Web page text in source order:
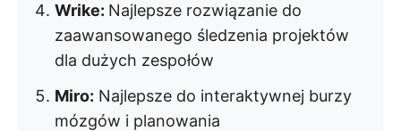
Wrike: Najlepsze rozwiązanie do
zaawansowanego śledzenia projektów
dla dużych zespołów
Miro: Najlepsze do interaktywnej burzy
mózgów i planowania